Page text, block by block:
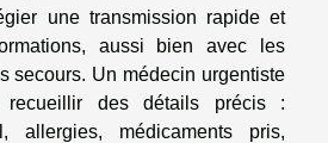
une transmission rapide et
aussi bien avec les
secours. Un médecin urgentiste
recueillir des détails précis :
allergies, médicaments pris,